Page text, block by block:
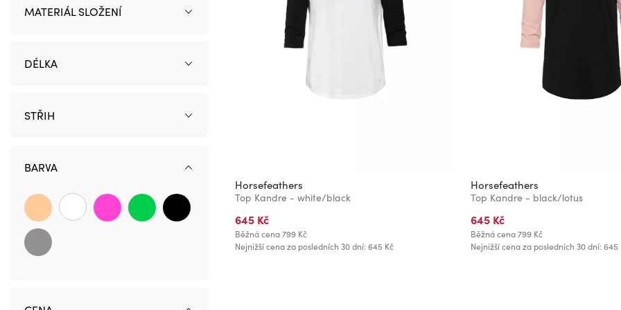
Horsefeathers
Top Kandre - white/black
645 Kč
Běžná cena 799 Kč
Nejnižší cena za posledních 30 dní: 645 Kč
Horsefeathers
Top Kandre - black/lotus
645 Kč
Běžná cena 799 Kč
Nejnižší cena za posledních 30 dní: 645
MATERIÁL SLOŽENÍ
DÉLKA
STŘIH
BARVA